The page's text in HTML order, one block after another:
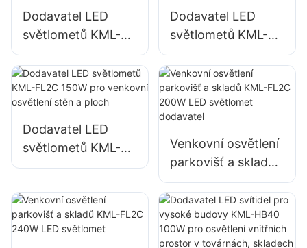
reklamních cedulí.
Dodavatel LED
světlometů KML-
FL2C 50W pro
venkovní billboardy
a osvětlení velkých
reklamních poutačů
Dodavatel LED
světlometů KML-
FL2C 100W pro
venkovní billboardy
a osvětlení velkých
reklamních poutačů
Dodavatel LED
světlometů KML-
FL2C 150W pro
stěn a ploch
Venkovní osvětlení
parkovišť a skladů
KML-FL2C 200W
LED světlomet
dodavatel